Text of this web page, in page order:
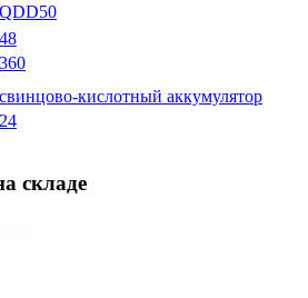
QDD50
48
360
свинцово-кислотный аккумулятор
24
складе